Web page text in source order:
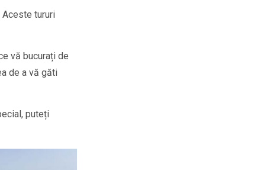
Aceste tururi
vă bucurați de
de a vă găti
puteți